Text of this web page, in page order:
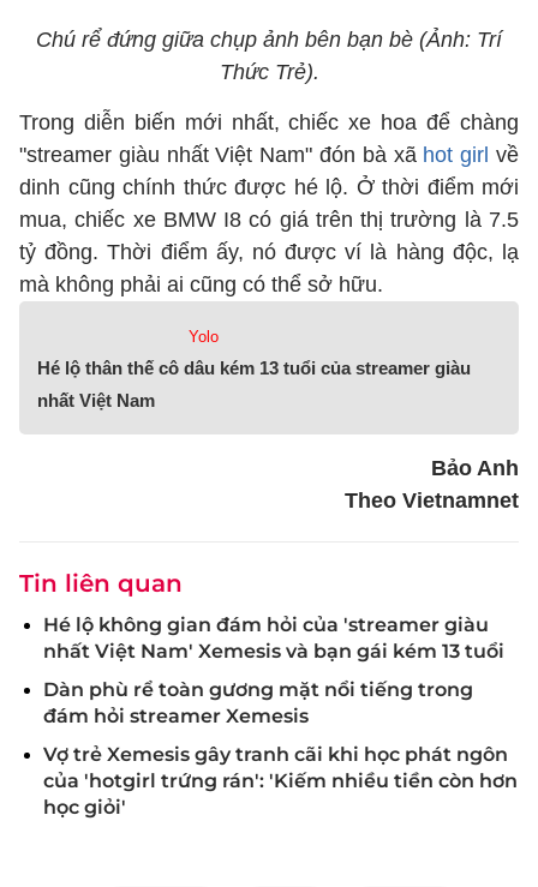
Chú rể đứng giữa chụp ảnh bên bạn bè (Ảnh: Trí
Thức Trẻ).
Trong diễn biến mới nhất, chiếc xe hoa để chàng
"streamer giàu nhất Việt Nam" đón bà xã hot girl về
dinh cũng chính thức được hé lộ. Ở thời điểm mới
mua, chiếc xe BMW I8 có giá trên thị trường là 7.5
tỷ đồng. Thời điểm ấy, nó được ví là hàng độc, lạ
mà không phải ai cũng có thể sở hữu.
Yolo
Hé lộ thân thế cô dâu kém 13 tuổi của streamer giàu
nhất Việt Nam
Bảo Anh
Theo Vietnamnet
Tin liên quan
Hé lộ không gian đám hỏi của 'streamer giàu
nhất Việt Nam' Xemesis và bạn gái kém 13 tuổi
Dàn phù rể toàn gương mặt nổi tiếng trong
đám hỏi streamer Xemesis
Vợ trẻ Xemesis gây tranh cãi khi học phát ngôn
của 'hotgirl trứng rán': 'Kiếm nhiều tiền còn hơn
học giỏi'